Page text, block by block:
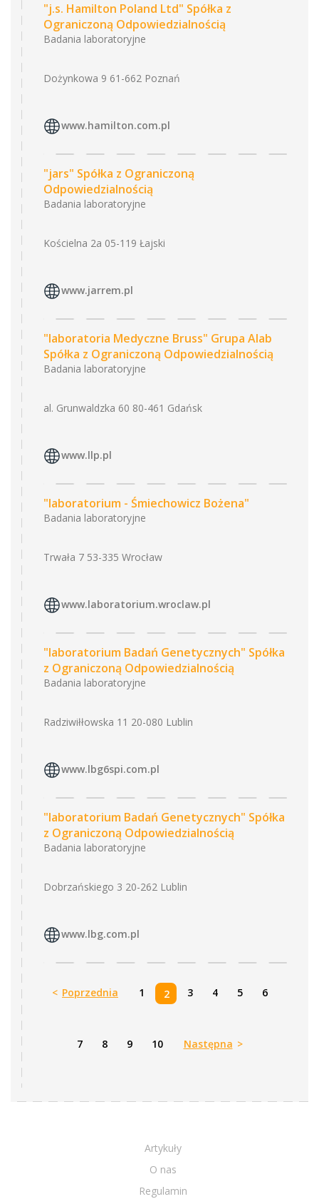
"j.s. Hamilton Poland Ltd" Spółka z
Ograniczoną Odpowiedzialnością
Badania laboratoryjne
Dożynkowa 9 61-662 Poznań
www.hamilton.com.pl
"jars" Spółka z Ograniczoną
Odpowiedzialnością
Badania laboratoryjne
Kościelna 2a 05-119 Łajski
www.jarrem.pl
"laboratoria Medyczne Bruss" Grupa Alab
Spółka z Ograniczoną Odpowiedzialnością
Badania laboratoryjne
al. Grunwaldzka 60 80-461 Gdańsk
www.llp.pl
"laboratorium - Śmiechowicz Bożena"
Badania laboratoryjne
Trwała 7 53-335 Wrocław
www.laboratorium.wroclaw.pl
"laboratorium Badań Genetycznych" Spółka
z Ograniczoną Odpowiedzialnością
Badania laboratoryjne
Radziwiłłowska 11 20-080 Lublin
www.lbg6spi.com.pl
"laboratorium Badań Genetycznych" Spółka
z Ograniczoną Odpowiedzialnością
Badania laboratoryjne
Dobrzańskiego 3 20-262 Lublin
www.lbg.com.pl
< Poprzednia 1 2 3 4 5 6
7 8 9 10 Następna >
Artykuły
O nas
Regulamin